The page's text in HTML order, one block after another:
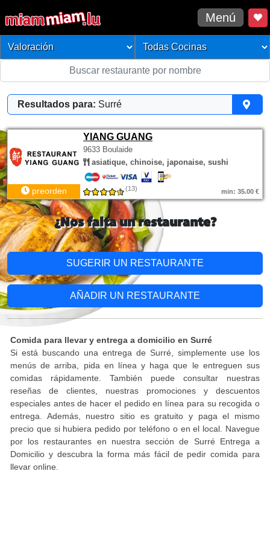
Menú
Resultados para: Surré
YIANG GUANG
9633 Boulaide
asiatique, chinoise, japonaise, sushi
preorden (13) min: 35.00 €
¿Nos falta un restaurante?
SUGERIR UN RESTAURANTE
AÑADIR UN RESTAURANTE
Comida para llevar y entrega a domicilio en Surré
Si está buscando una entrega de Surré, simplemente use los
menús de arriba, pida en línea y haga que le entreguen sus
comidas rápidamente. También puede consultar nuestras
reseñas de clientes, nuestras promociones y descuentos
especiales antes de hacer el pedido en línea para su recogida o
entrega. Además, nuestro sitio es gratuito y paga el mismo
precio que si hubiera pedido por teléfono o en el local. Navegue
por los restaurantes en nuestra sección de Surré Entrega a
Domicilio y descubra la forma más fácil de pedir comida para
llevar online.